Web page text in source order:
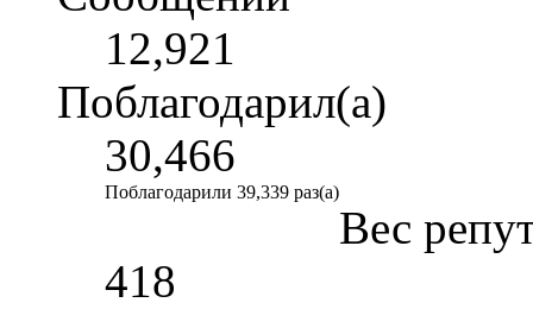
12,921
Поблагодарил(а)
30,466
Поблагодарили 39,339 раз(а)
Вес
418